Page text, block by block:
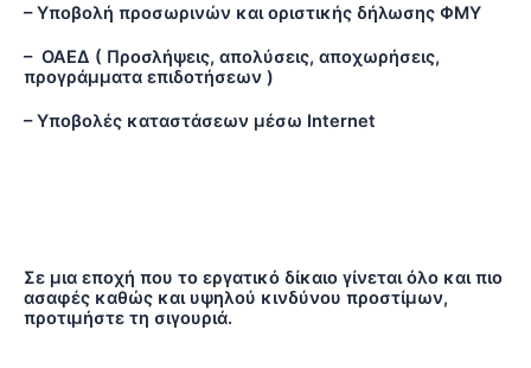
– Υποβολή προσωρινών και οριστικής δήλωσης ΦΜΥ
– ΟΑΕΔ ( Προσλήψεις, απολύσεις, αποχωρήσεις,
προγράμματα επιδοτήσεων )
– Υποβολές καταστάσεων μέσω Internet
Σε μια εποχή που το εργατικό δίκαιο γίνεται όλο και πιο
ασαφές καθώς και υψηλού κινδύνου προστίμων,
προτιμήστε τη σιγουριά.